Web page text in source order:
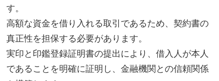
す。
高額な資金を借り入れる取引であるため、契約書の
真正性を担保する必要があります。
実印と印鑑登録証明書の提出により、借入人が本人
であることを明確に証明し、金融機関との信頼関係